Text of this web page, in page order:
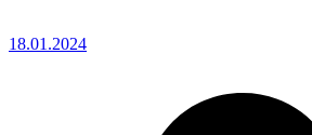
18.01.2024